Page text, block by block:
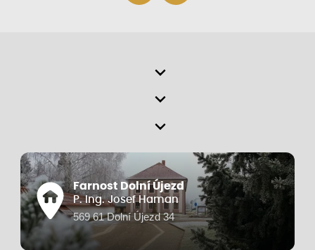
Farnost Dolní Újezd
P. Ing. Josef Haman
569 61 Dolní Újezd 34